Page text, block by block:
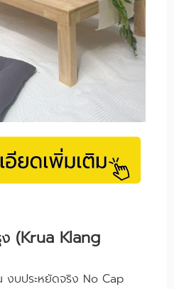
(Krua Klang
งบประหยัดจริง No Cap